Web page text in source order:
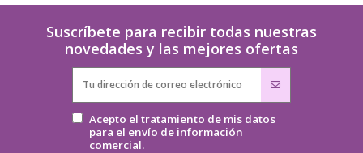
Suscríbete para recibir todas nuestras
novedades y las mejores ofertas
Acepto el tratamiento de mis datos
para el envío de información
comercial.